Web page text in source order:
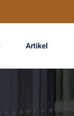
Artikel